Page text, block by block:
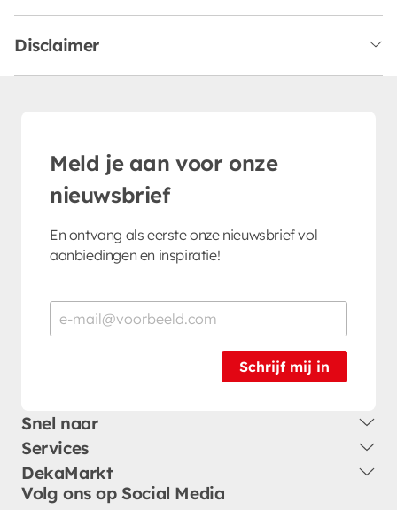
Disclaimer
Meld je aan voor onze
nieuwsbrief
En ontvang als eerste onze nieuwsbrief vol
aanbiedingen en inspiratie!
Schrijf mij in
Snel naar
Services
DekaMarkt
Volg ons op Social Media